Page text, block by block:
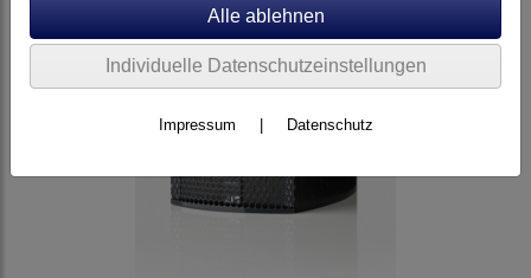
Individuelle Datenschutzeinstellungen
Impressum Datenschutz